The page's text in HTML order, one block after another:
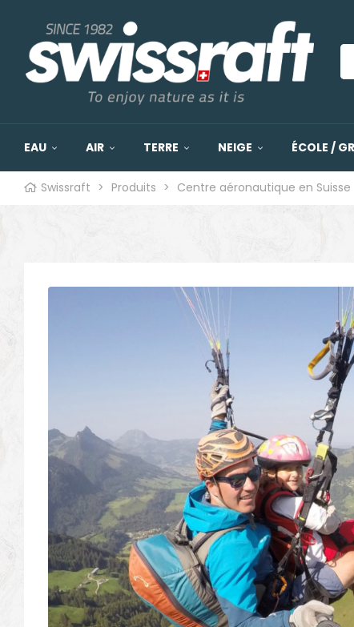
EAU AIR TERRE NEIGE ÉCOLE /
Swissraft > Produits > Centre aéronautique en Suisse